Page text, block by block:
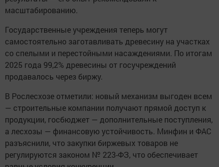
масштабированию.
Государственные учреждения теперь могут
самостоятельно заготавливать древесину на участках
со спелыми и перестойными насаждениями. По итогам
2025 года 99,2% древесины от госучреждений
продавалось через биржу.
В Рослесхозе отметили: новый механизм выгоден всем
— строительные компании получают прямой доступ к
продукции, госбюджет — дополнительные поступления,
а лесхозы — финансовую устойчивость. Минфин и ФАС
разъяснили, что закупки биржевых товаров не
регулируются законом № 223-ФЗ, что обеспечивает